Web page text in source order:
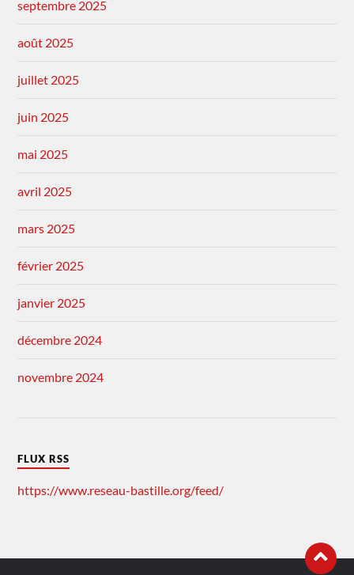
septembre 2025
août 2025
juillet 2025
juin 2025
mai 2025
avril 2025
mars 2025
février 2025
janvier 2025
décembre 2024
novembre 2024
FLUX RSS
https://www.reseau-bastille.org/feed/